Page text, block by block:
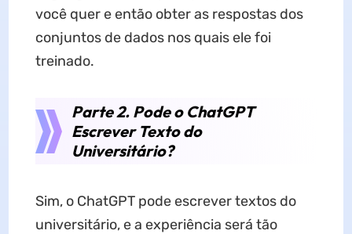
você quer e então obter as respostas dos
conjuntos de dados nos quais ele foi
treinado.
Parte 2. Pode o ChatGPT
Escrever Texto do
Universitário?
Sim, o ChatGPT pode escrever textos do
universitário, e a experiência será tão